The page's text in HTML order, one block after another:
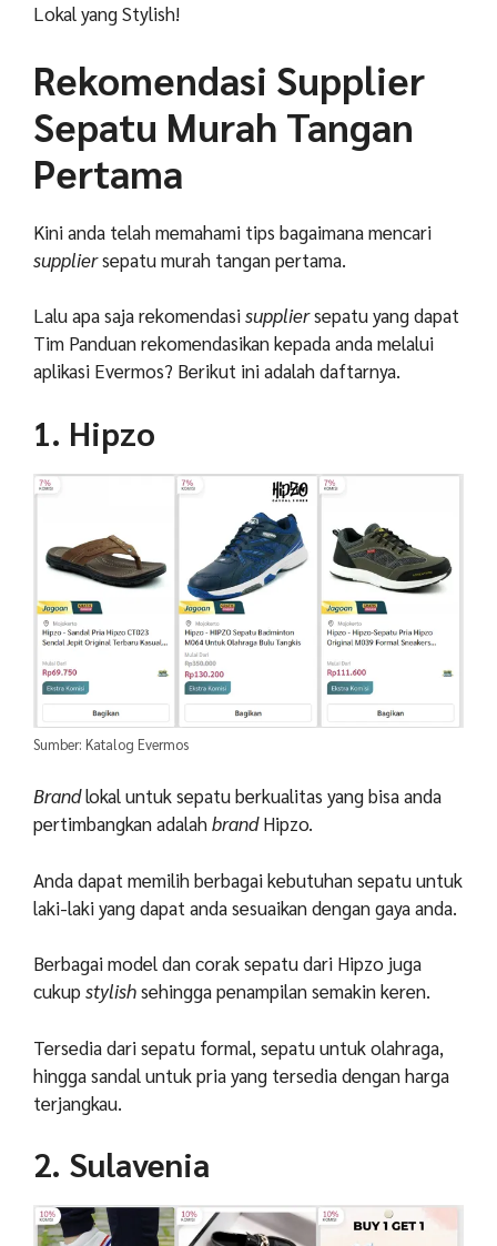
Lokal yang Stylish!
Rekomendasi Supplier
Sepatu Murah Tangan
Pertama
Kini anda telah memahami tips bagaimana mencari
suppliersepatu murah tangan pertama.
Lalu apa saja rekomendasisuppliersepatu yang dapat
Tim Panduan rekomendasikan kepada anda melalui
aplikasi Evermos? Berikut ini adalah daftarnya.
1. Hipzo
Sumber: Katalog Evermos
Brandlokal untuk sepatu berkualitas yang bisa anda
pertimbangkan adalahbrandHipzo.
Anda dapat memilih berbagai kebutuhan sepatu untuk
laki-laki yang dapat anda sesuaikan dengan gaya anda.
Berbagai model dan corak sepatu dari Hipzo juga
cukup stylishsehingga penampilan semakin keren.
Tersedia dari sepatu formal, sepatu untuk olahraga,
hingga sandal untuk pria yang tersedia dengan harga
terjangkau.
2. Sulavenia